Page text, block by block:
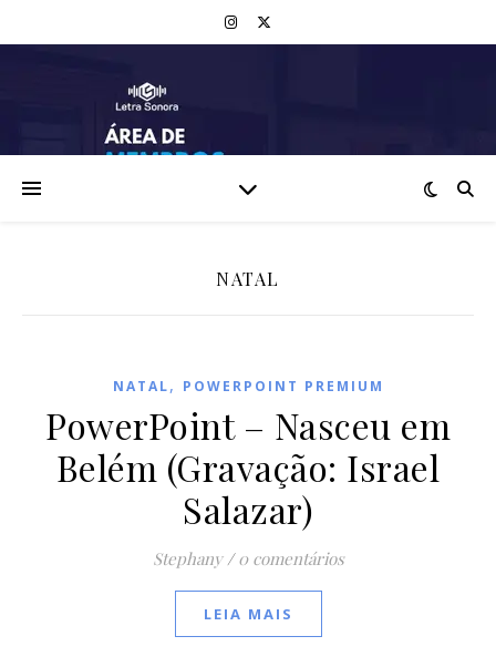
NATAL
NATAL, POWERPOINT PREMIUM
PowerPoint – Nasceu em
Belém (Gravação: Israel
Salazar)
Stephany / 0 comentários
LEIA MAIS